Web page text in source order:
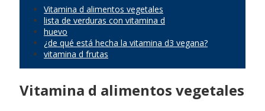
Vitamina d alimentos vegetales
lista de verduras con vitamina d
huevo
¿de qué está hecha la vitamina d3 vegana?
vitamina d frutas
Vitamina d alimentos vegetales